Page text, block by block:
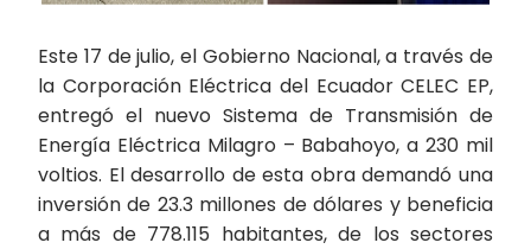
Este 17 de julio, el Gobierno Nacional, a través de
la Corporación Eléctrica del Ecuador CELEC EP,
entregó el nuevo Sistema de Transmisión de
Energía Eléctrica Milagro – Babahoyo, a 230 mil
voltios. El desarrollo de esta obra demandó una
inversión de 23.3 millones de dólares y beneficia
a más de 778.115 habitantes, de los sectores